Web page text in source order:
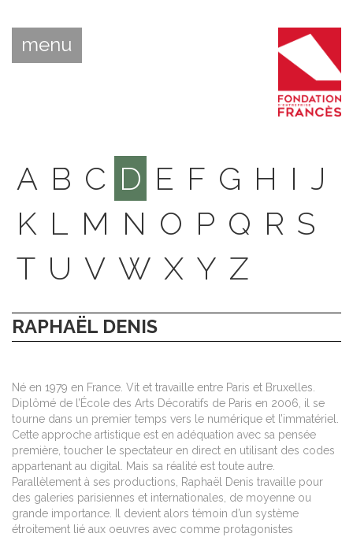
menu
A B C D E F G H I J
K L M N O P Q R S
T U V W X Y Z
RAPHAËL DENIS
Né en 1979 en France. Vit et travaille entre Paris et Bruxelles.
Diplômé de l’École des Arts Décoratifs de Paris en 2006, il se
tourne dans un premier temps vers le numérique et l’immatériel.
Cette approche artistique est en adéquation avec sa pensée
première, toucher le spectateur en direct en utilisant des codes
appartenant au digital. Mais sa réalité est toute autre.
Parallèlement à ses productions, Raphaël Denis travaille pour
des galeries parisiennes et internationales, de moyenne ou
grande importance. Il devient alors témoin d’un système
étroitement lié aux oeuvres avec comme protagonistes